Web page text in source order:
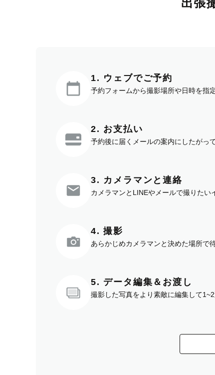
1. ウェブでご予約
予約フォームから撮影場所や日時を指
2. お支払い
予約後に届くメールの案内にしたがっ
3. カメラマンと連絡
カメラマンとLINEやメールで撮りたい
4. 撮影
あらかじめカメラマンと決めた場所で
5. データ編集＆お渡し
撮影した写真をより素敵に編集して